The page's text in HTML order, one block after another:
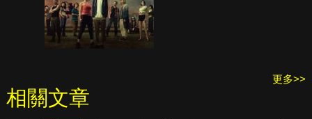
更多>>
相關文章